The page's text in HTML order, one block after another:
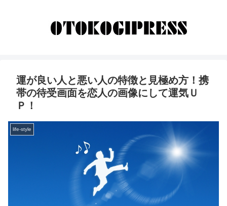
運が良い人と悪い人の特徴と見極め方！携
帯の待受画面を恋人の画像にして運気Ｕ
Ｐ！
life-style